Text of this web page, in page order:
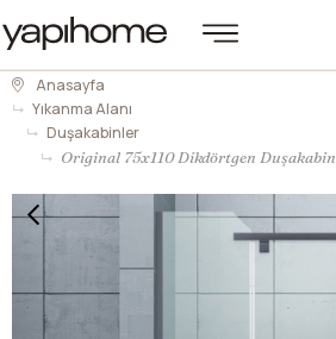
Anasayfa
Yıkanma Alanı
Duşakabinler
Original 75x110 Dikdörtgen Duşakabin